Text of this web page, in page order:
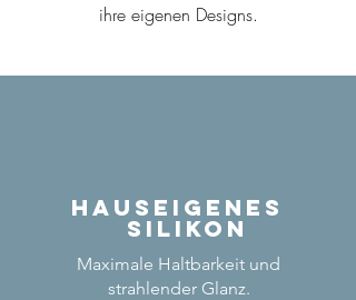
ihre eigenen Designs.
Hauseigenes
Silikon
Maximale Haltbarkeit und
strahlender Glanz.